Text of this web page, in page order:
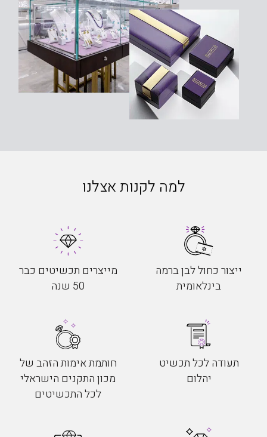
למה לקנות אצלנו
ייצור כחול לבן ברמה
בינלאומית
מייצרים תכשיטים כבר
50 שנה
תעודה לכל תכשיט
יהלום
חותמת אימות הזהב של
מכון התקנים הישראלי
לכל התכשיטים